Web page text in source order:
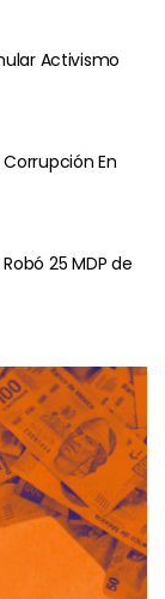
Activismo
En
25 MDP de